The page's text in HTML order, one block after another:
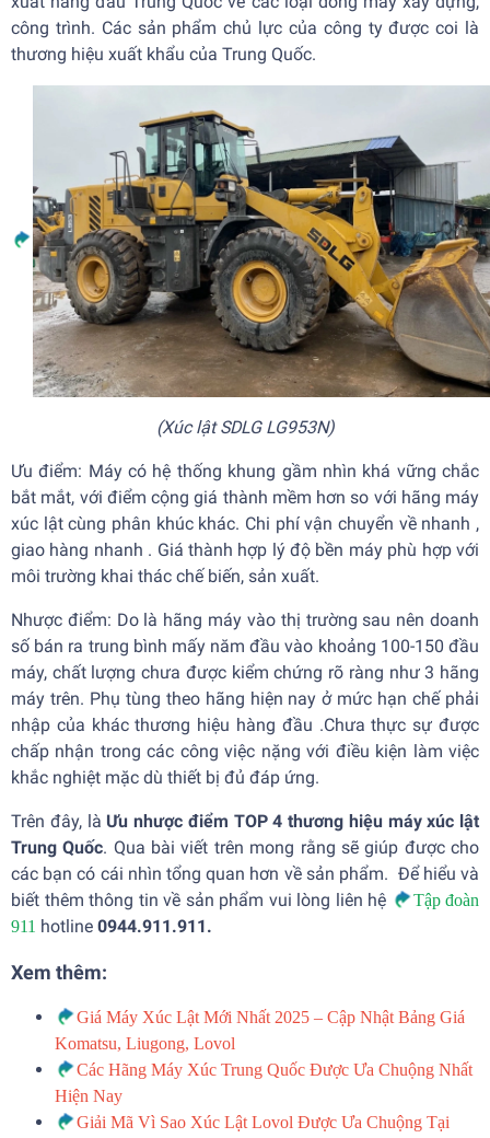
công trình. Các sản phẩm chủ lực của công ty được coi là
thương hiệu xuất khẩu của Trung Quốc.
(Xúc lật SDLG LG953N)
Ưu điểm: Máy có hệ thống khung gầm nhìn khá vững chắc
bắt mắt, với điểm cộng giá thành mềm hơn so với hãng máy
xúc lật cùng phân khúc khác. Chi phí vận chuyển về nhanh ,
giao hàng nhanh . Giá thành hợp lý độ bền máy phù hợp với
môi trường khai thác chế biến, sản xuất.
Nhược điểm: Do là hãng máy vào thị trường sau nên doanh
số bán ra trung bình mấy năm đầu vào khoảng 100-150 đầu
máy, chất lượng chưa được kiểm chứng rõ ràng như 3 hãng
máy trên. Phụ tùng theo hãng hiện nay ở mức hạn chế phải
nhập của khác thương hiệu hàng đầu .Chưa thực sự được
chấp nhận trong các công việc nặng với điều kiện làm việc
khắc nghiệt mặc dù thiết bị đủ đáp ứng.
Trên đây, là Ưu nhược điểm TOP 4 thương hiệu máy xúc lật
Trung Quốc. Qua bài viết trên mong rằng sẽ giúp được cho
các bạn có cái nhìn tổng quan hơn về sản phẩm. Để hiểu và
biết thêm thông tin về sản phẩm vui lòng liên hệ
Tập đoàn
911 hotline 0944.911.911.
Xem thêm:
Giá Máy Xúc Lật Mới Nhất 2025 – Cập Nhật Bảng Giá
Komatsu, Liugong, Lovol
Các Hãng Máy Xúc Trung Quốc Được Ưa Chuộng Nhất
Hiện Nay
Giải Mã Vì Sao Xúc Lật Lovol Được Ưa Chuộng Tại